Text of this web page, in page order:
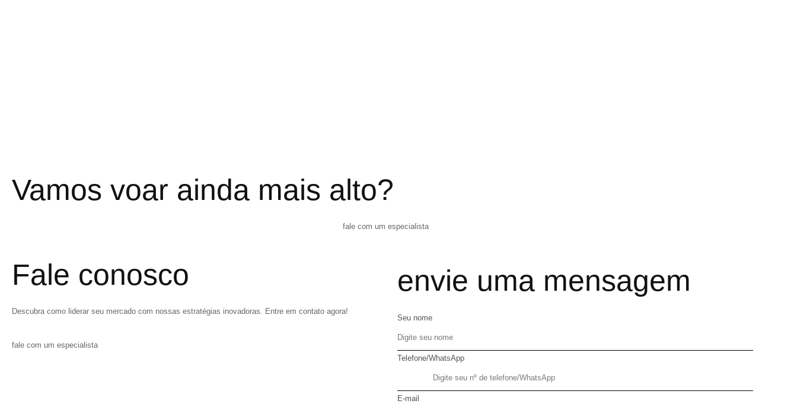
Vamos voar ainda mais alto?
fale com um especialista
Fale conosco
Descubra como liderar seu mercado com nossas estratégias inovadoras. Entre em contato agora!
fale com um especialista
envie uma mensagem
Seu nome
Telefone/WhatsApp
E-mail